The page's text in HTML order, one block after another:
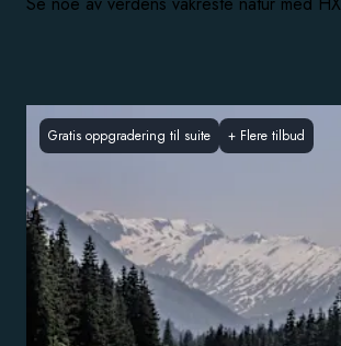
Gratis oppgradering til suite + Flere tilbud